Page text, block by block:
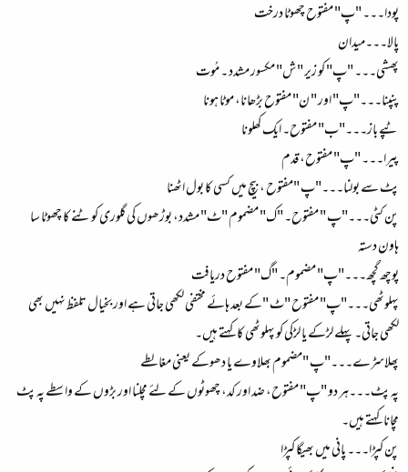
پودا۔۔۔ "پ" مفتوح چھوٹا درخت
پالا۔۔۔میدان
پھشی۔۔۔ "پ" کو زیر " ش" مکسور مشدد ۔ مُوت
پنپنا۔۔۔"پ" اور " ن" مفتوح بڑھانا، موٹا ہونا
ٹپے باز۔۔۔"ب" مفتوح۔ ایک کھلونا
پیرا۔۔۔ "پ" مفتوح، قدم
پٹ سے بولنا۔۔۔"پ "مفتوح ، بیچ میں کسی کا بول اٹھنا
پن کٹی۔۔۔"پ " مفتوح۔ "ک" مضموم "ٹ" مشدد، بوڑھوں کی گلوری کوٹنے کا چھوٹا سا
ہاون دستہ
پوچھ گچھ۔۔۔"پ" مضموم۔ "گ" مفتوح دریافت
پہلوٹھی۔۔۔"پ" مفتوح "ٹ "کے بعد ہائے مختفی لکھی جاتی ہے اور بخیال تلفظ نہیں بھی
لکھی جاتی۔ پہلے لڑکے یا لڑکی کو پہلوٹھی کا کہتے ہیں۔
پھلاسڑے۔۔۔"پ "مضموم بھلاوے یا دھوکے یعنی مغالطے
پہ پٹ۔۔۔ہر دو "پ" مفتوح، ضد اور کد، چھوٹوں کے لئے مچلنا اور بڑوں کے واسطے پہ پٹ
مچانا کہتے ہیں۔
پن کپڑا۔۔۔ پانی میں بھیگا کپڑا